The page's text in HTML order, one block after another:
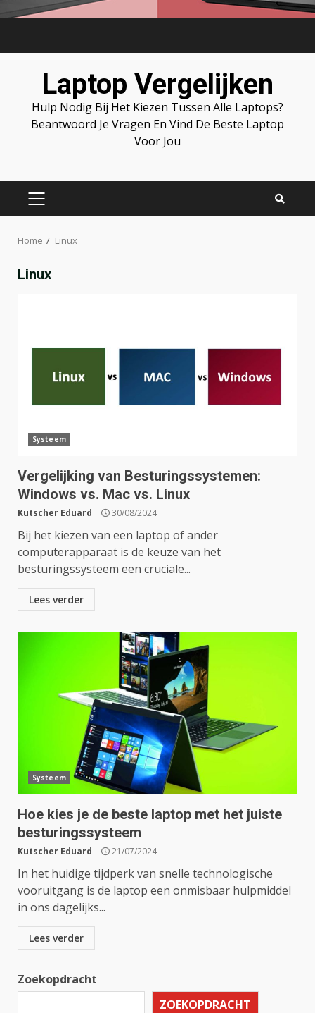
Laptop Vergelijken
Hulp Nodig Bij Het Kiezen Tussen Alle Laptops?
Beantwoord Je Vragen En Vind De Beste Laptop
Voor Jou
PRIMARY
Home Linux
Linux
Systeem
Vergelijking van Besturingssystemen:
Windows vs. Mac vs. Linux
Kutscher Eduard 30/08/2024
Bij het kiezen van een laptop of ander
computerapparaat is de keuze van het
besturingssysteem een cruciale...
Lees verder
Systeem
Hoe kies je de beste laptop met het juiste
besturingssysteem
Kutscher Eduard 21/07/2024
In het huidige tijdperk van snelle technologische
vooruitgang is de laptop een onmisbaar hulpmiddel
in ons dagelijks...
Lees verder
Zoekopdracht
ZOEKOPDRACHT